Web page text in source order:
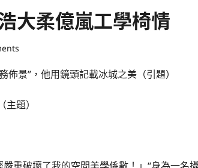
大柔億嵐工學椅情
景”，他用鏡頭記載冰城之美（引題）
題）